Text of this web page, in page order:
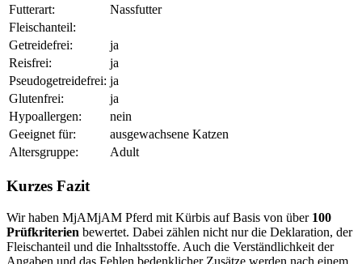
Futterart:
Nassfutter
Fleischanteil:
Getreidefrei:
ja
Reisfrei:
ja
Pseudogetreidefrei: ja
Glutenfrei:
ja
Hypoallergen:
nein
Geeignet für:
ausgewachsene Katzen
Altersgruppe:
Adult
Kurzes Fazit
Wir haben MjAMjAM Pferd mit Kürbis auf Basis von über 100
Prüfkriterien bewertet. Dabei zählen nicht nur die Deklaration, der
Fleischanteil und die Inhaltsstoffe. Auch die Verständlichkeit der
Angaben und das Fehlen bedenklicher Zusätze werden nach einem